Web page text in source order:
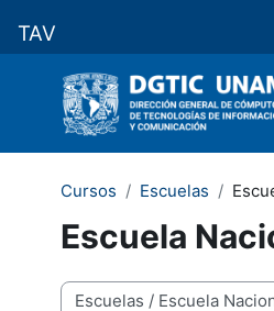
TAV
Cursos Escuelas
Escuela